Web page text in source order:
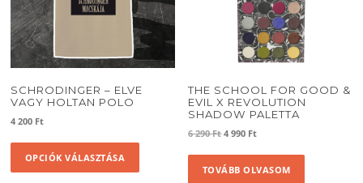
SCHRODINGER – ELVE
VAGY HOLTAN POLO
4 200 Ft
OPCIÓK VÁLASZTÁSA
Ennek
terméknek
THE SCHOOL FOR GOOD &
EVIL X REVOLUTION
SHADOW PALETTA
6 290FtOriginal
was:
4 990 FtCurrent
TOVÁBB OLVASOM